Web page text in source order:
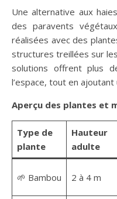
Une alternative aux
des paravents
réalisées avec des
structures treillées sur
solutions offrent plus
l’espace, tout en
Aperçu des plantes et
Type de
plante
Hauteur
adulte
🌱 Bambou 2 à 4 m